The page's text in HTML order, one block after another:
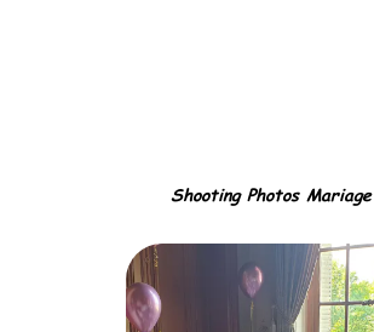
Shooting Photos Mariage